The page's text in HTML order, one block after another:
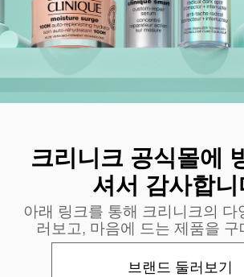
크리니크 공식몰에
셔서 감사합니
아래 링크를 통해 크리니크의 다
러보고, 마음에 드는 제품을
브랜드 둘러보기